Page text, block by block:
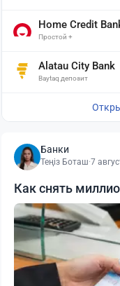
Home Credit
Простой +
Alatau City Bank
Baytaq депозит
Банки
Теңіз Боташ·7
Как снять